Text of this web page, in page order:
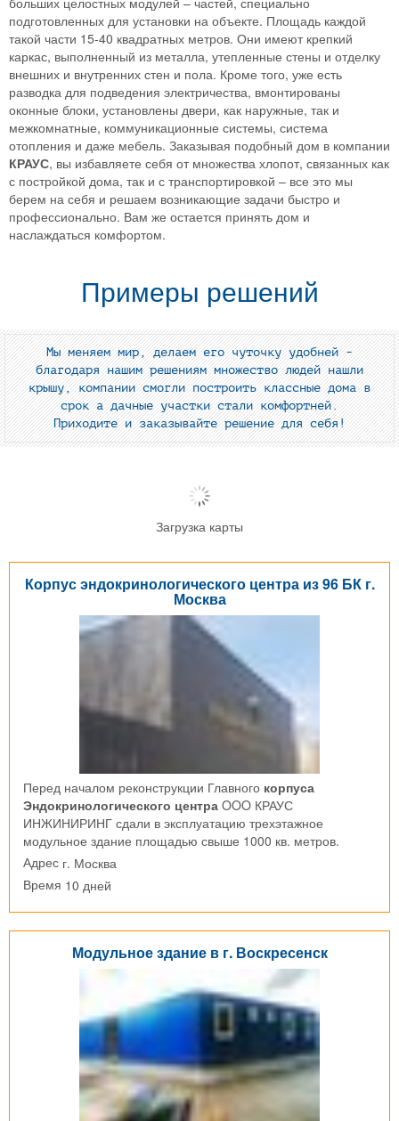
подготовленных для установки на объекте. Площадь каждой
такой части 15-40 квадратных метров. Они имеют крепкий
каркас, выполненный из металла, утепленные стены и отделку
внешних и внутренних стен и пола. Кроме того, уже есть
разводка для подведения электричества, вмонтированы
оконные блоки, установлены двери, как наружные, так и
межкомнатные, коммуникационные системы, система
отопления и даже мебель. Заказывая подобный дом в компании
КРАУС, вы избавляете себя от множества хлопот, связанных как
с постройкой дома, так и с транспортировкой – все это мы
берем на себя и решаем возникающие задачи быстро и
профессионально. Вам же остается принять дом и
наслаждаться комфортом.
Примеры решений
Мы меняем мир, делаем его чуточку удобней -
благодаря нашим решениям множество людей нашли
крышу, компании смогли построить классные дома в
срок а дачные участки стали комфортней.
Приходите и заказывайте решение для себя!
Загрузка карты
Корпус эндокринологического центра из 96 БК г.
Москва
Перед началом реконструкции Главного корпуса
Эндокринологического центра OOO КРАУС
ИНЖИНИРИНГ сдали в эксплуатацию трехэтажное
модульное здание площадью свыше 1000 кв. метров.
Адрес г. Москва
Время 10 дней
Модульное здание в г. Воскресенск